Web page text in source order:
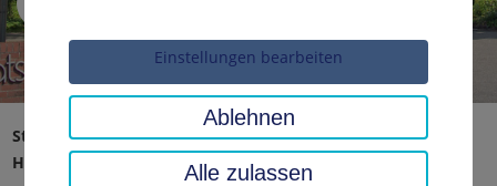
Startseite Landratsamt, Landkreis
Aktuelles
Haushaltskonsolidierung
FAQ
Einstellungen bearbeiten
Ablehnen
Alle zulassen